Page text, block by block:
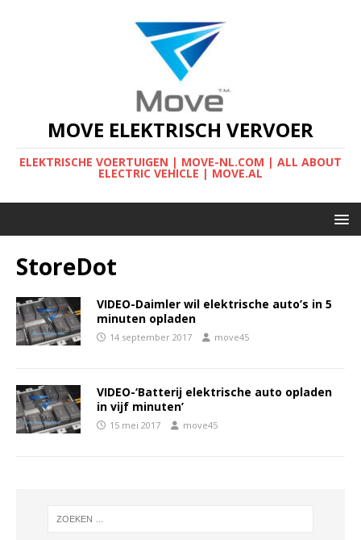
MOVE ELEKTRISCH VERVOER
ELEKTRISCHE VOERTUIGEN | MOVE-NL.COM | ALL ABOUT
ELECTRIC VEHICLE | MOVE.AL
StoreDot
VIDEO-Daimler wil elektrische auto’s in 5
minuten opladen
14 september 2017 move45
VIDEO-‘Batterij elektrische auto opladen
in vijf minuten’
15 mei 2017 move45